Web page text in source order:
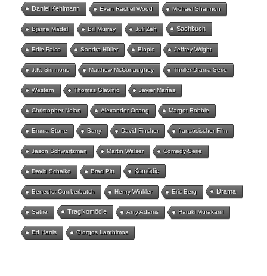
Daniel Kehlmann Evan Rachel Wood Michael Shannon
Bjarne Mädel Bill Murray Juli Zeh Sachbuch
Edie Falco Sandra Hüller Biopic Jeffrey Wright
J.K. Simmons Matthew McConaughey Thriller-Drama Serie
Western Thomas Glavinic Javier Marías
Christopher Nolan Alexander Osang Margot Robbie
Emma Stone Barry David Fincher französischer Film
Jason Schwartzman Martin Walser Comedy-Serie
David Schalko Brad Pitt Komödie
Benedict Cumberbatch Henry Winkler Eric Berg Drama
Satire Tragikomödie Amy Adams Haruki Murakami
Ed Harris Giorgos Lanthimos